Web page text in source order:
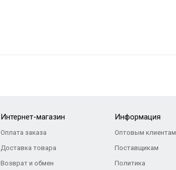
Интернет-магазин
Оплата заказа
Доставка товара
Возврат и обмен
Информация
Оптовым клиентам
Поставщикам
Политика